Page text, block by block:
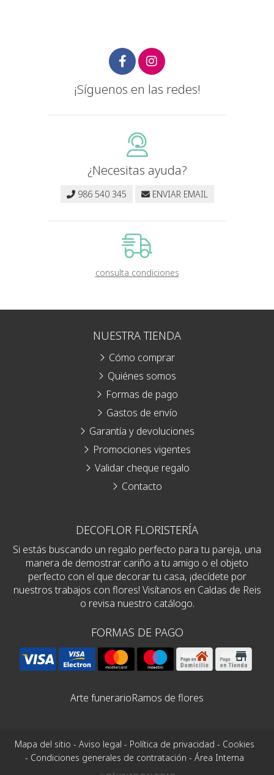
¡Síguenos en las redes!
¿Necesitas ayuda?
986 540 345 ENVIAR EMAIL
consulta condiciones
DECOFLOR FLORISTERÍA
Si estás buscando un regalo perfecto para tu pareja, una
manera de demostrar cariño a tu amigo o el objeto
perfecto con el que decorar tu casa, ¡decídete por
nuestros trabajos con flores! Visítanos en Caldas de Reis
o revisa nuestro catálogo.
FORMAS DE PAGO
NUESTRA TIENDA
Cómo comprar
Quiénes somos
Formas de pago
Gastos de envío
Garantía y devoluciones
Promociones vigentes
Validar cheque regalo
Contacto
Arte funerarioRamos de flores
Mapa del sitio - Aviso legal - Política de privacidad - Cookies
- Condiciones generales de contratación - Área Interna